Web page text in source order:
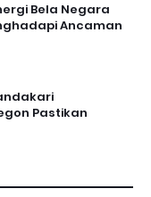
Bela Negara
Ancaman
Pastikan